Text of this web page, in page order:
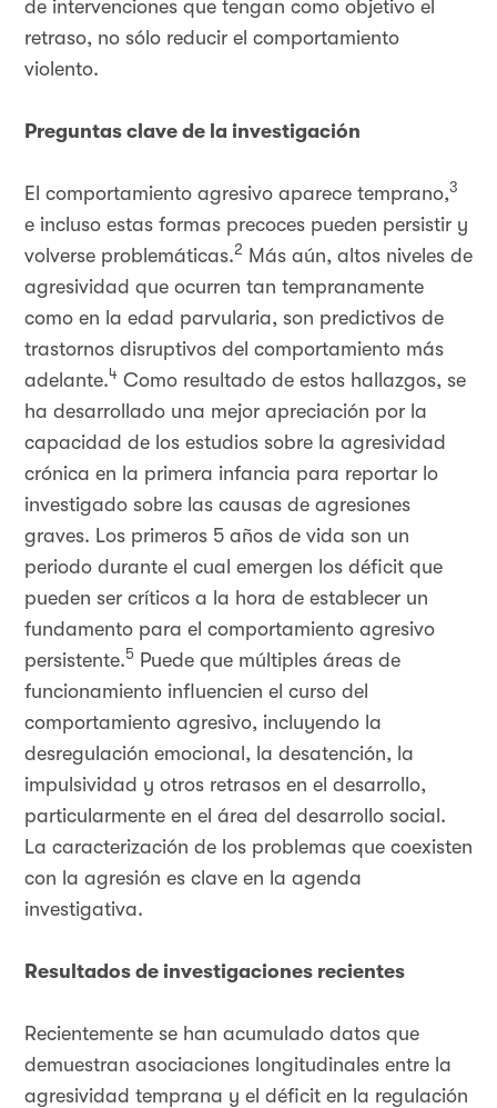
de intervenciones que tengan como objetivo el
retraso, no sólo reducir el comportamiento
violento.
Preguntas clave de la investigación
El comportamiento agresivo aparece temprano,3
e incluso estas formas precoces pueden persistir y
volverse problemáticas.2 Más aún, altos niveles de
agresividad que ocurren tan tempranamente
como en la edad parvularia, son predictivos de
trastornos disruptivos del comportamiento más
adelante.4 Como resultado de estos hallazgos, se
ha desarrollado una mejor apreciación por la
capacidad de los estudios sobre la agresividad
crónica en la primera infancia para reportar lo
investigado sobre las causas de agresiones
graves. Los primeros 5 años de vida son un
periodo durante el cual emergen los déficit que
pueden ser críticos a la hora de establecer un
fundamento para el comportamiento agresivo
persistente.5 Puede que múltiples áreas de
funcionamiento influencien el curso del
comportamiento agresivo, incluyendo la
desregulación emocional, la desatención, la
impulsividad y otros retrasos en el desarrollo,
particularmente en el área del desarrollo social.
La caracterización de los problemas que coexisten
con la agresión es clave en la agenda
investigativa.
Resultados de investigaciones recientes
Recientemente se han acumulado datos que
demuestran asociaciones longitudinales entre la
agresividad temprana y el déficit en la regulación